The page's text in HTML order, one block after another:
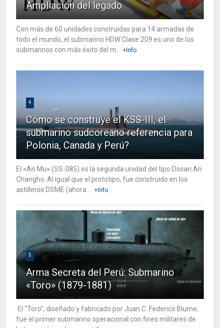
Ampliación del legado
Con más de 60 unidades construidas para 14 armadas de
todo el mundo, el submarino HDW Clase 209 es uno de los
submarinos con más éxito del m...
+Info
4
Cómo se construye el KSS-III, el
submarino sudcoreano referencia para
Polonia, Canada y Perú?
El «An Mu» (SS-085) es la segunda unidad del tipo Dosan An
Changho. Al igual que el prototipo, fue construido en los
astilleros DSME (ahora ...
+Info
5
Arma Secreta del Perú: Submarino
«Toro» (1879-1881)
El “Toro”, diseñado y fabricado por Juan C. Federico Blume,
fue el primer submarino operacional con fines militares de